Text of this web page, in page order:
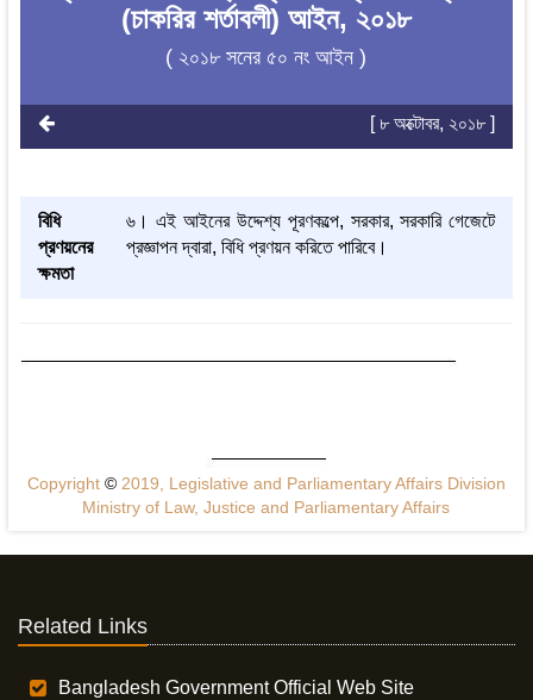
(চাকরির শর্তাবলী) আইন, ২০১৮
( ২০১৮ সনের ৫০ নং আইন )
[ ৮ অক্টোবর, ২০১৮ ]
বিধি
প্রণয়নের
ক্ষমতা
৬। এই আইনের উদ্দেশ্য পূরণকল্পে, সরকার, সরকারি গেজেটে
প্রজ্ঞাপন দ্বারা, বিধি প্রণয়ন করিতে পারিবে।
Copyright ©2019, Legislative and Parliamentary Affairs Division
Ministry of Law, Justice and Parliamentary Affairs
Related Links
Bangladesh Government Official Web Site